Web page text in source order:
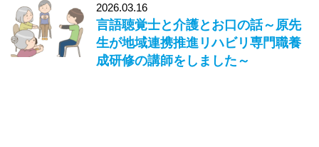
2026.03.16
言語聴覚士と介護とお口の話～原先
生が地域連携推進リハビリ専門職養
成研修の講師をしました～